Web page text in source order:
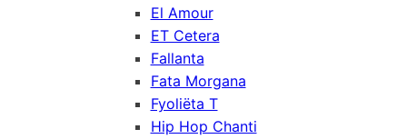
El Amour
ET Cetera
Fallanta
Fata Morgana
Fyoliëta T
Hip Hop Chanti